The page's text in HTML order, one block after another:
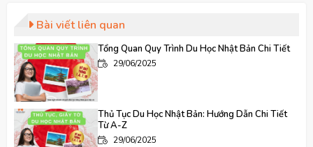
Bài viết liên quan
Tổng Quan Quy Trình Du Học Nhật Bản Chi Tiết
29/06/2025
Thủ Tục Du Học Nhật Bản: Hướng Dẫn Chi Tiết
Từ A-Z
29/06/2025